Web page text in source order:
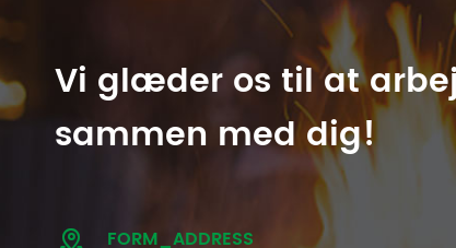
Vi glæder os til at
sammen med dig!
FORM_ADDRESS